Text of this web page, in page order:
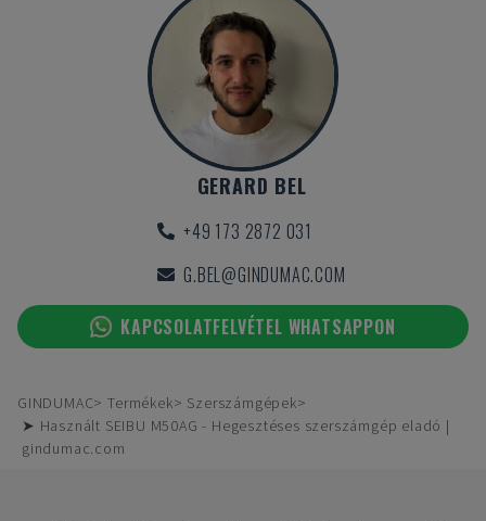
GERARD BEL
+49 173 2872 031
G.BEL@GINDUMAC.COM
KAPCSOLATFELVÉTEL WHATSAPPON
GINDUMAC Termékek
Szerszámgépek
➤ Használt SEIBU M50AG - Hegesztéses szerszámgép eladó |
gindumac.com